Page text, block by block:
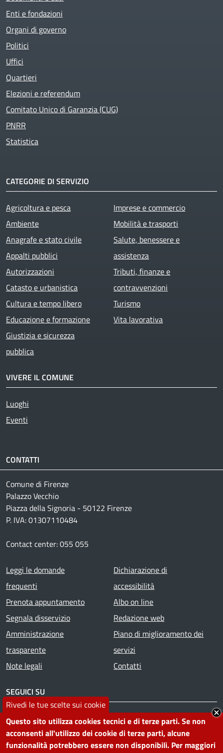
Rivedi le tue scelte sui cookie
Questo sito utilizza cookies tecnici e di terze parti. Se non
acconsenti all'utilizzo dei cookie di terze parti, alcune
funzionalità potrebbero essere non disponibili. Per maggiori
Enti e fondazioni
Organi di governo
Politici
Uffici
Quartieri
Elezioni e referendum
Comitato Unico di Garanzia (CUG)
PNRR
Statistica
CATEGORIE DI SERVIZIO
Agricoltura e pesca
Ambiente
Anagrafe e stato civile
Appalti pubblici
Autorizzazioni
Catasto e urbanistica
Cultura e tempo libero
Educazione e formazione
Giustizia e sicurezza
pubblica
Imprese e commercio
Mobilità e trasporti
Salute, benessere e
assistenza
Tributi, finanze e
contravvenzioni
Turismo
Vita lavorativa
VIVERE IL COMUNE
Luoghi
Eventi
CONTATTI
Comune di Firenze
Palazzo Vecchio
Piazza della Signoria - 50122 Firenze
P. IVA: 01307110484
Contact center: 055 055
Footer menu
Leggi le domande
frequenti
Prenota appuntamento
Segnala disservizio
Amministrazione
trasparente
Note legali
Dichiarazione di
accessibilità
Albo on line
Redazione web
Piano di miglioramento dei
servizi
Contatti
SEGUICI SU
FacebookInstagram
YouTube
TelegramWhatsApp
TwitterLinkedin
PRIVACY